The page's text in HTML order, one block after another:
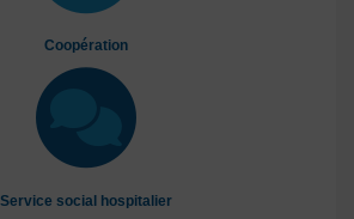
Coopération
Service social hospitalier